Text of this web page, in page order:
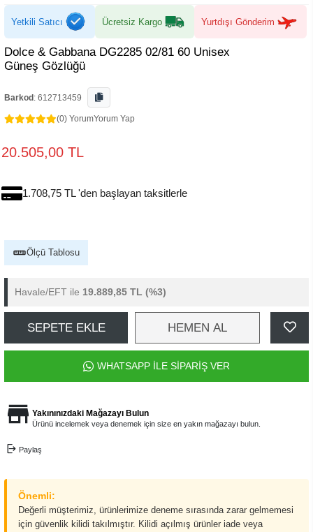
Yetkili Satıcı Ücretsiz Kargo Yurtdışı Gönderim
Dolce & Gabbana DG2285 02/81 60 Unisex
Güneş Gözlüğü
Barkod : 612713459
(0) YorumYorum Yap
20.505,00 TL
1.708,75 TL 'den başlayan taksitlerle
Ölçü Tablosu
Havale/EFT ile 19.889,85 TL (%3)
SEPETE EKLE HEMEN AL
WHATSAPP İLE SİPARİŞ VER
Yakınınızdaki Mağazayı Bulun
Ürünü incelemek veya denemek için size en yakın mağazayı bulun.
Paylaş
Önemli:
Değerli müşterimiz, ürünlerimize deneme sırasında zarar gelmemesi
için güvenlik kilidi takılmıştır. Kilidi açılmış ürünler iade veya